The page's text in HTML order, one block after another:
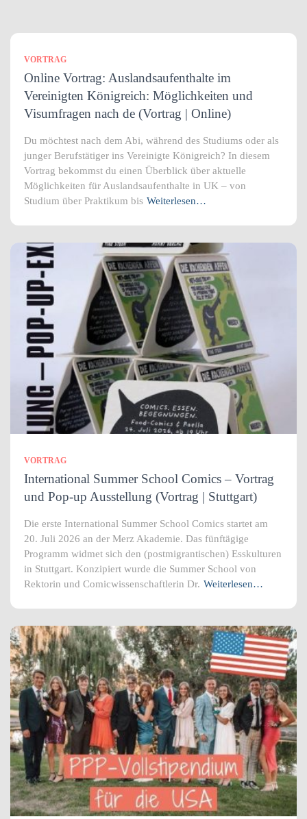
VORTRAG
Online Vortrag: Auslandsaufenthalte im
Vereinigten Königreich: Möglichkeiten und
Visumfragen nach de (Vortrag | Online)
Du möchtest nach dem Abi, während des Studiums oder als
junger Berufstätiger ins Vereinigte Königreich? In diesem
Vortrag bekommst du einen Überblick über aktuelle
Möglichkeiten für Auslandsaufenthalte in UK – von
Studium über Praktikum bis Weiterlesen…
VORTRAG
International Summer School Comics – Vortrag
und Pop-up Ausstellung (Vortrag | Stuttgart)
Die erste International Summer School Comics startet am
20. Juli 2026 an der Merz Akademie. Das fünftägige
Programm widmet sich den (postmigrantischen) Esskulturen
in Stuttgart. Konzipiert wurde die Summer School von
Rektorin und Comicwissenschaftlerin Dr. Weiterlesen…